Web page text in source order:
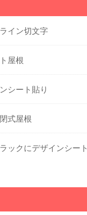
イン切文字
屋根
シート貼り
式屋根
ックにデザインシート